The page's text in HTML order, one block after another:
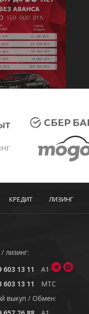
КРЕДИТ ЛИЗИНГ
лизинг:
603 13 11
A1
603 13 11
MTC
выкуп / Обмен: